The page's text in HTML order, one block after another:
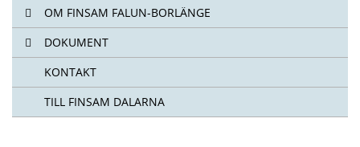
OM FINSAM FALUN-BORLÄNGE
DOKUMENT
KONTAKT
TILL FINSAM DALARNA